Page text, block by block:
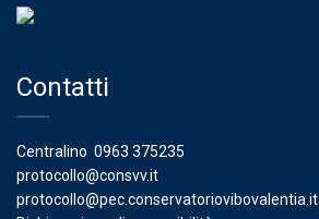
Contatti
Centralino 0963 375235
protocollo@consvv.it
protocollo@pec.conservatoriovibovalentia.it